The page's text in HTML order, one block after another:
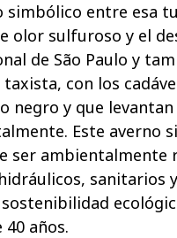
simbólico entre esa
olor sulfuroso y el
de São Paulo y
taxista, con los
negro y que levantan
Este averno
ser ambientalmente
sanitarios
40 años.